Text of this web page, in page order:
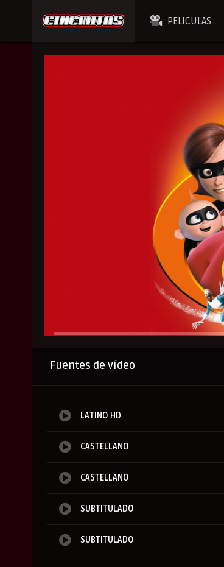
PELICULAS
Fuentes de vídeo
LATINO HD
CASTELLANO
CASTELLANO
SUBTITULADO
SUBTITULADO